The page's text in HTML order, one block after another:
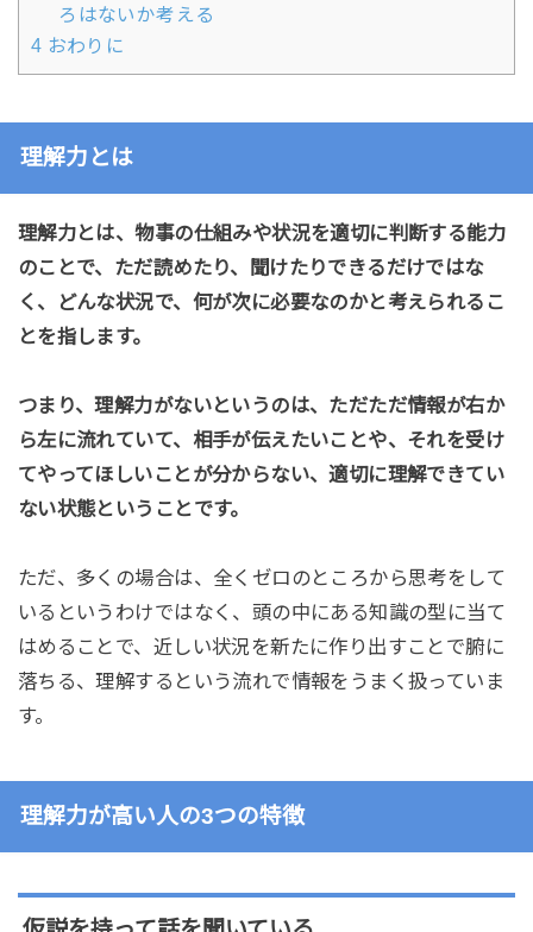
ろはないか考える
4 おわりに
理解力とは
理解力とは、物事の仕組みや状況を適切に判断する能力
のことで、ただ読めたり、聞けたりできるだけではな
く、どんな状況で、何が次に必要なのかと考えられるこ
とを指します。
つまり、理解力がないというのは、ただただ情報が右か
ら左に流れていて、相手が伝えたいことや、それを受け
てやってほしいことが分からない、適切に理解できてい
ない状態ということです。
ただ、多くの場合は、全くゼロのところから思考をして
いるというわけではなく、頭の中にある知識の型に当て
はめることで、近しい状況を新たに作り出すことで腑に
落ちる、理解するという流れで情報をうまく扱っていま
す。
理解力が高い人の3つの特徴